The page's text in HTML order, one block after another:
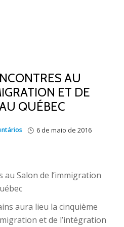
AU
ET DE
QUÉBEC
6 de maio de 2016
aura lieu la cinquième
et de l’intégration